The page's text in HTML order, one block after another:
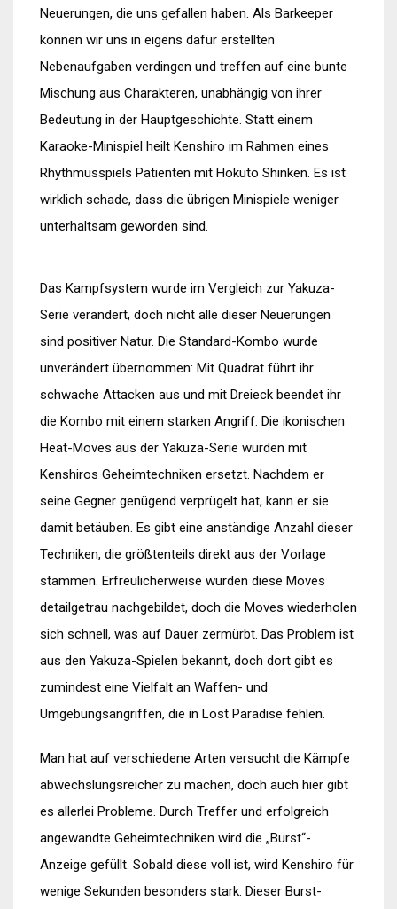
Neuerungen, die uns gefallen haben. Als Barkeeper
können wir uns in eigens dafür erstellten
Nebenaufgaben verdingen und treffen auf eine bunte
Mischung aus Charakteren, unabhängig von ihrer
Bedeutung in der Hauptgeschichte. Statt einem
Karaoke-Minispiel heilt Kenshiro im Rahmen eines
Rhythmusspiels Patienten mit Hokuto Shinken. Es ist
wirklich schade, dass die übrigen Minispiele weniger
unterhaltsam geworden sind.
Das Kampfsystem wurde im Vergleich zur Yakuza-
Serie verändert, doch nicht alle dieser Neuerungen
sind positiver Natur. Die Standard-Kombo wurde
unverändert übernommen: Mit Quadrat führt ihr
schwache Attacken aus und mit Dreieck beendet ihr
die Kombo mit einem starken Angriff. Die ikonischen
Heat-Moves aus der Yakuza-Serie wurden mit
Kenshiros Geheimtechniken ersetzt. Nachdem er
seine Gegner genügend verprügelt hat, kann er sie
damit betäuben. Es gibt eine anständige Anzahl dieser
Techniken, die größtenteils direkt aus der Vorlage
stammen. Erfreulicherweise wurden diese Moves
detailgetrau nachgebildet, doch die Moves wiederholen
sich schnell, was auf Dauer zermürbt. Das Problem ist
aus den Yakuza-Spielen bekannt, doch dort gibt es
zumindest eine Vielfalt an Waffen- und
Umgebungsangriffen, die in Lost Paradise fehlen.
Man hat auf verschiedene Arten versucht die Kämpfe
abwechslungsreicher zu machen, doch auch hier gibt
es allerlei Probleme. Durch Treffer und erfolgreich
angewandte Geheimtechniken wird die „Burst“-
Anzeige gefüllt. Sobald diese voll ist, wird Kenshiro für
wenige Sekunden besonders stark. Dieser Burst-